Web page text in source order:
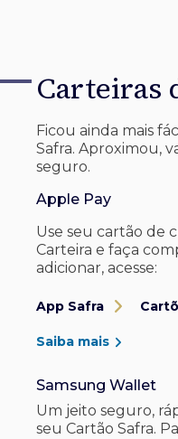
Carteiras
Ficou ainda mais
Safra. Aproximou,
seguro.
Apple Pay
Use seu cartão de
Carteira e faça
adicionar, acesse:
App Safra
Saiba mais
Samsung Wallet
Um jeito seguro,
seu Cartão Safra.